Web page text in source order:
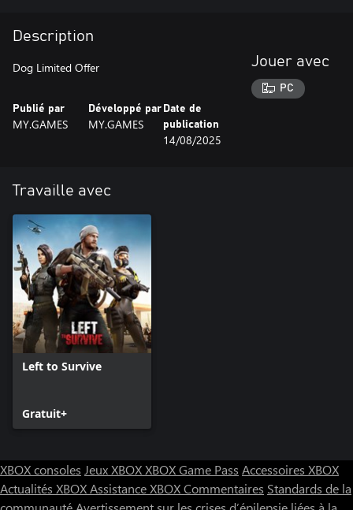
Description
Dog Limited Offer
Publié par
MY.GAMES
Développé par
MY.GAMES
Date de
publication
14/08/2025
Jouer avec
PC
Travaille avec
Left to Survive
Gratuit+
XBOX consoles Jeux XBOXXBOX Game Pass Accessoires XBOX
Actualités XBOXAssistance XBOXCommentaires Standards de la